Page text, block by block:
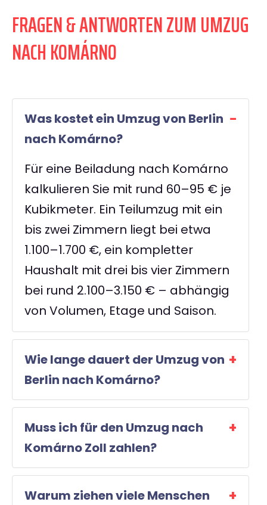
FRAGEN & ANTWORTEN ZUM UMZUG
NACH KOMÁRNO
Was kostet ein Umzug von Berlin
nach Komárno?
Für eine Beiladung nach Komárno
kalkulieren Sie mit rund 60–95 € je
Kubikmeter. Ein Teilumzug mit ein
bis zwei Zimmern liegt bei etwa
1.100–1.700 €, ein kompletter
Haushalt mit drei bis vier Zimmern
bei rund 2.100–3.150 € – abhängig
von Volumen, Etage und Saison.
Wie lange dauert der Umzug von
Berlin nach Komárno?
Muss ich für den Umzug nach
Komárno Zoll zahlen?
Warum ziehen viele Menschen